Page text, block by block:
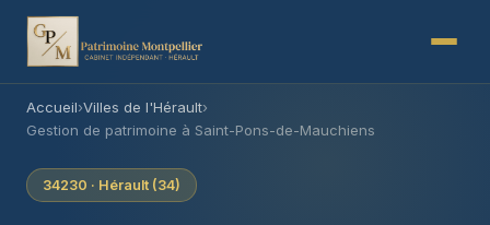
Accueil›Villes de l'Hérault›
Gestion de patrimoine à Saint-Pons-de-Mauchiens
34230 · Hérault (34)